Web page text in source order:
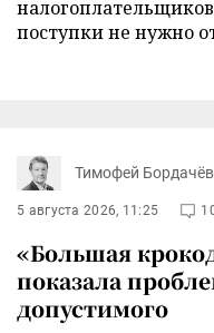
поступки не нужно
Тимофей Бордачёв
5 августа 2026, 11:25
«Большая
показала
допустимого